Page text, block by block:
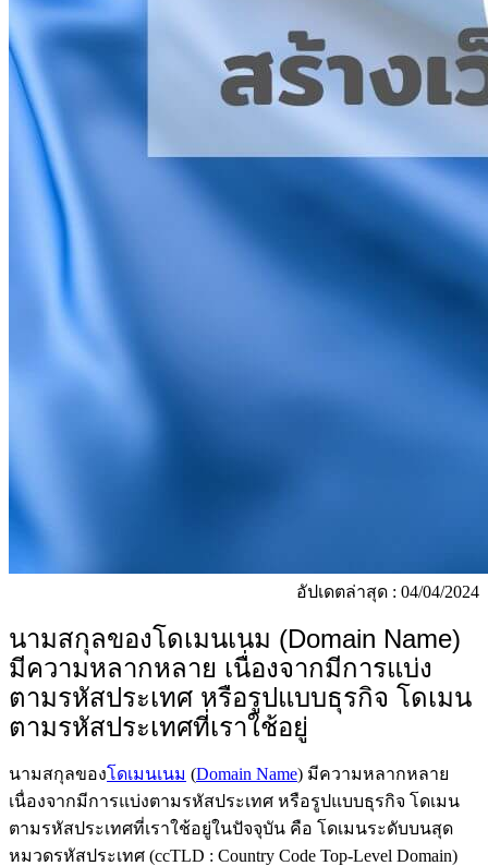
อัปเดตล่าสุด : 04/04/2024
นามสกุลของโดเมนเนม (Domain Name)
มีความหลากหลาย เนื่องจากมีการแบ่ง
ตามรหัสประเทศ หรือรูปแบบธุรกิจ โดเมน
ตามรหัสประเทศที่เราใช้อยู่
นามสกุลของโดเมนเนม (Domain Name) มีความหลากหลาย
เนื่องจากมีการแบ่งตามรหัสประเทศ หรือรูปแบบธุรกิจ โดเมน
ตามรหัสประเทศที่เราใช้อยู่ในปัจจุบัน คือ โดเมนระดับบนสุด
หมวดรหัสประเทศ (ccTLD : Country Code Top-Level Domain)